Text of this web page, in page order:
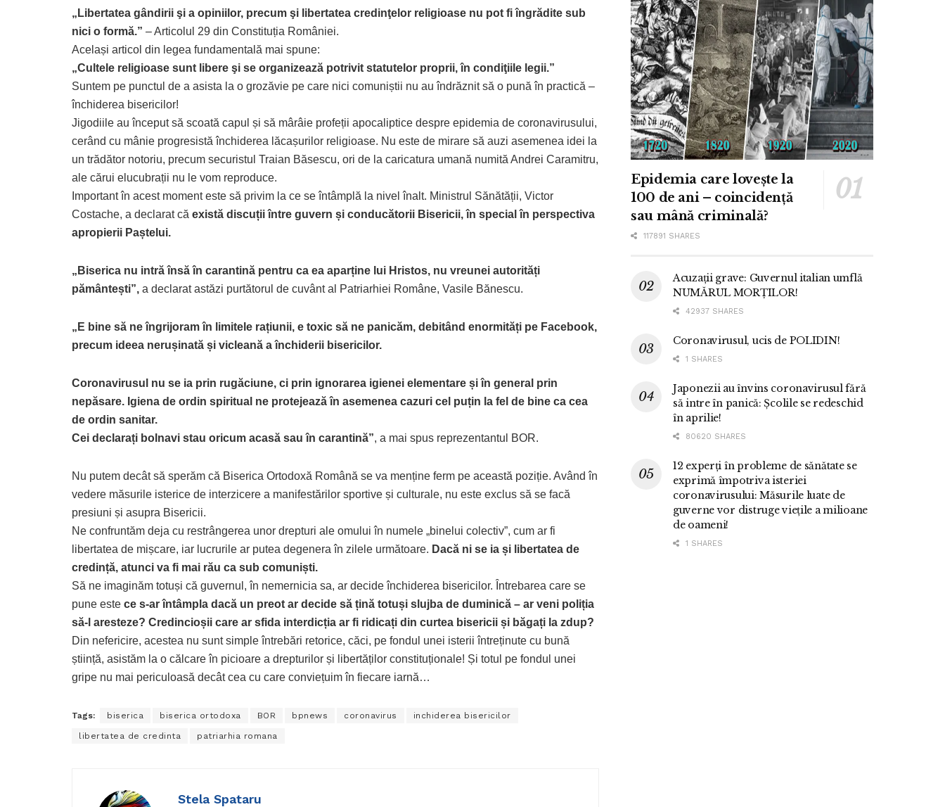
„Libertatea gândirii şi a opiniilor, precum şi libertatea credinţelor religioase nu pot fi îngrădite sub
nici o formă.” – Articolul 29 din Constituția României.
Același articol din legea fundamentală mai spune:
„Cultele religioase sunt libere şi se organizează potrivit statutelor proprii, în condiţiile legii.”
Suntem pe punctul de a asista la o grozăvie pe care nici comuniștii nu au îndrăznit să o pună în practică –
închiderea bisericilor!
Jigodiile au început să scoată capul și să mârâie profeții apocaliptice despre epidemia de coronavirusului,
cerând cu mânie progresistă închiderea lăcașurilor religioase. Nu este de mirare să auzi asemenea idei la
un trădător notoriu, precum securistul Traian Băsescu, ori de la caricatura umană numită Andrei Caramitru,
ale cărui elucubrații nu le vom reproduce.
Important în acest moment este să privim la ce se întâmplă la nivel înalt. Ministrul Sănătății, Victor
Costache, a declarat că există discuții între guvern și conducătorii Bisericii, în special în perspectiva
apropierii Paștelui.
„Biserica nu intră însă în carantină pentru ca ea aparține lui Hristos, nu vreunei autorități
pământești”, a declarat astăzi purtătorul de cuvânt al Patriarhiei Române, Vasile Bănescu.
„E bine să ne îngrijoram în limitele rațiunii, e toxic să ne panicăm, debitând enormități pe Facebook,
precum ideea nerușinată și vicleană a închiderii bisericilor.
Coronavirusul nu se ia prin rugăciune, ci prin ignorarea igienei elementare și în general prin
nepăsare. Igiena de ordin spiritual ne protejează în asemenea cazuri cel puțin la fel de bine ca cea
de ordin sanitar.
Cei declarați bolnavi stau oricum acasă sau în carantină”, a mai spus reprezentantul BOR.
Nu putem decât să sperăm că Biserica Ortodoxă Română se va menține ferm pe această poziție. Având în
vedere măsurile isterice de interzicere a manifestărilor sportive și culturale, nu este exclus să se facă
presiuni și asupra Bisericii.
Ne confruntăm deja cu restrângerea unor drepturi ale omului în numele „binelui colectiv”, cum ar fi
libertatea de mișcare, iar lucrurile ar putea degenera în zilele următoare. Dacă ni se ia și libertatea de
credință, atunci va fi mai rău ca sub comuniști.
Să ne imaginăm totuși că guvernul, în nemernicia sa, ar decide închiderea bisericilor. Întrebarea care se
pune este ce s-ar întâmpla dacă un preot ar decide să țină totuși slujba de duminică – ar veni poliția
să-l aresteze? Credincioșii care ar sfida interdicția ar fi ridicați din curtea bisericii și băgați la zdup?
Din nefericire, acestea nu sunt simple întrebări retorice, căci, pe fondul unei isterii întreținute cu bună
știință, asistăm la o călcare în picioare a drepturilor și libertăților constituționale! Și totul pe fondul unei
gripe nu mai periculoasă decât cea cu care conviețuim în fiecare iarnă…
Tags: biserica biserica ortodoxa BOR bpnews coronavirus inchiderea bisericilor
libertatea de credinta patriarhia romana
Stela Spataru
Epidemia care lovește la
100 de ani – coincidență
sau mână criminală?
117891 SHARES
Acuzații grave: Guvernul italian umflă
NUMĂRUL MORȚILOR!
42937 SHARES
Coronavirusul, ucis de POLIDIN!
1 SHARES
Japonezii au învins coronavirusul fără
să intre în panică: Școlile se redeschid
în aprilie!
80620 SHARES
12 experți în probleme de sănătate se
exprimă împotriva isteriei
coronavirusului: Măsurile luate de
guverne vor distruge viețile a milioane
de oameni!
1 SHARES